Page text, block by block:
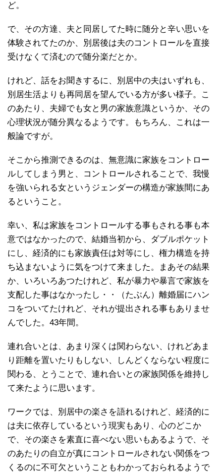
ど。
で、その方達、夫と同居してた時に随分と辛い思いを
体験されてたのか、別居後は夫のコントロールを直接
受けなくて済むので随分楽だとか。
けれど、話をお聞きするに、別居中の夫はいずれも、
別居生活よりも再同居を望んでいる方が多い様子。こ
のあたり、夫婦でも女と男の家族意識というか、その
心理状況が随分異なるようです。もちろん、これは一
般論ですが。
そこから推測できるのは、無意識に家族をコントロー
ルしてしまう男と、コントロールされることで、我慢
を強いられる女というジェンダーの構造が家族間にあ
るということ。
幸い、私は家族をコントロールする事もされる事も本
意ではなかったので、結婚当初から、ダブルポケット
にし、経済的にも家族責任は対等にし、権力構造を持
ち込まないように気をつけて来ました。まあその結果
か、いろいろあつたけれど、私が暴力や暴言で家族を
支配した事はなかったし・・（たぶん）離婚届にハン
コをついてたけれど、それが提出される事もありませ
んでした。43年間。
連れ合いとは、あまり深くは関わらない、けれどあま
り距離を置いたりもしない、しんどくならない程度に
関わる、とうことで、連れ合いとの家族関係を維持し
て来たように思います。
ワークでは、別居中の楽さを語れるけれど、経済的に
は夫に依存しているという現実もあり、心のどこか
で、その楽さを素直に喜べない思いもあるようで、そ
のあたりの自立が真にコントロールされない関係をつ
くるのに不可欠ということもわかっておられるようで